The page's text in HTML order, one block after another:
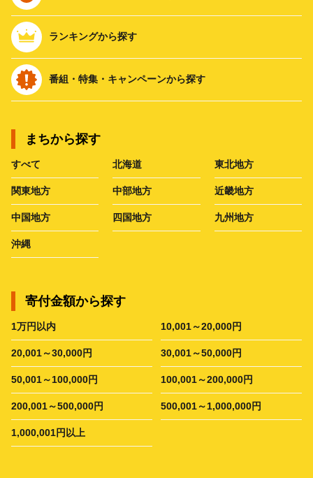
ランキングから探す
番組・特集・キャンペーンから探す
まちから探す
すべて 北海道 東北地方
関東地方 中部地方 近畿地方
中国地方 四国地方 九州地方
沖縄
寄付金額から探す
1万円以内 10,001～20,000円
20,001～30,000円 30,001～50,000円
50,001～100,000円 100,001～200,000円
200,001～500,000円 500,001～1,000,000円
1,000,001円以上